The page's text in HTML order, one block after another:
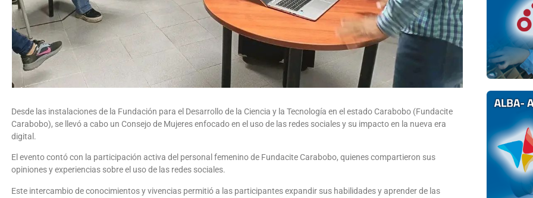
Desde las instalaciones de la Fundación para el Desarrollo de la Ciencia y la Tecnología en el estado Carabobo (Fundacite
Carabobo), se llevó a cabo un Consejo de Mujeres enfocado en el uso de las redes sociales y su impacto en la nueva era
digital.
El evento contó con la participación activa del personal femenino de Fundacite Carabobo, quienes compartieron sus
opiniones y experiencias sobre el uso de las redes sociales.
Este intercambio de conocimientos y vivencias permitió a las participantes expandir sus habilidades y aprender de las